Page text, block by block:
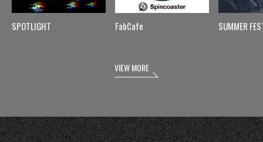
SPOTLIGHT FabCafe SUMMER
VIEW MORE